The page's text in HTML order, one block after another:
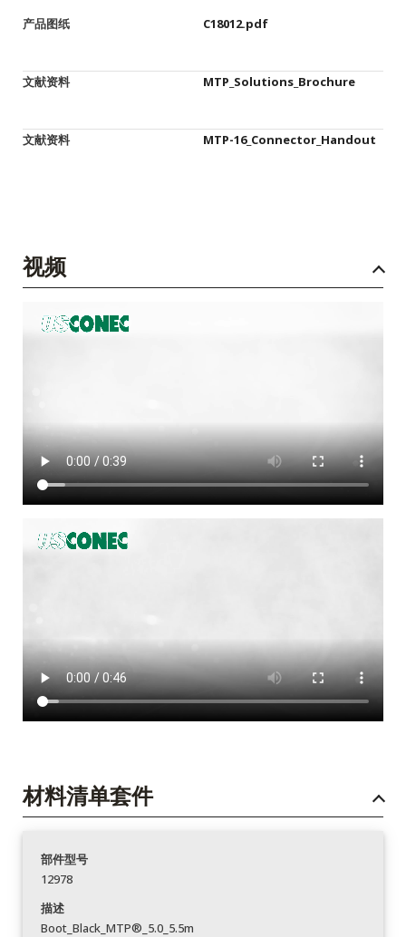
产品图纸 C18012.pdf
文献资料 MTP_Solutions_Brochure
文献资料 MTP-16_Connector_Handout
视频
材料清单套件
部件型号
12978
描述
Boot_Black_MTP®_5.0_5.5m